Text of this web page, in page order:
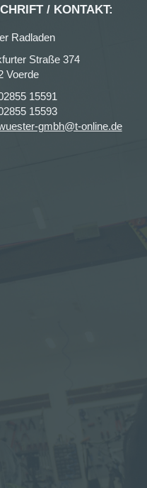
/ KONTAKT:
Radladen
Straße 374
Voerde
15591
15593
gmbh@t-online.de